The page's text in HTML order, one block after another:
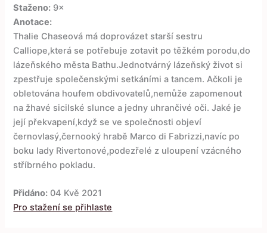
Staženo: 9×
Anotace:
Thalie Chaseová má doprovázet starší sestru
Calliope,která se potřebuje zotavit po těžkém porodu,do
lázeňského města Bathu.Jednotvárný lázeňský život si
zpestřuje společenskými setkáními a tancem. Ačkoli je
obletována houfem obdivovatelů,nemůže zapomenout
na žhavé sicilské slunce a jedny uhrančivé oči. Jaké je
její překvapení,když se ve společnosti objeví
černovlasý,černooký hrabě Marco di Fabrizzi,navíc po
boku lady Rivertonové,podezřelé z uloupení vzácného
stříbrného pokladu.
Přidáno: 04 Kvě 2021
Pro stažení se přihlaste